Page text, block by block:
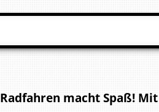
Radfahren macht Spaß!